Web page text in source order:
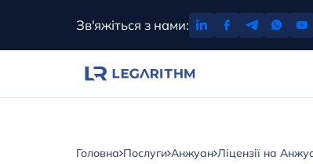
Зв'яжіться з нами:
Головна Послуги Анжуан Ліцензії на